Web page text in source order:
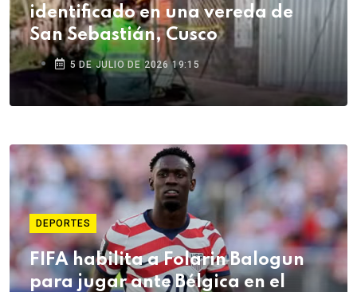
identificado en una vereda de
San Sebastián, Cusco
5 DE JULIO DE 2026 19:15
DEPORTES
FIFA habilita a Folarin Balogun
para jugar ante Bélgica en el